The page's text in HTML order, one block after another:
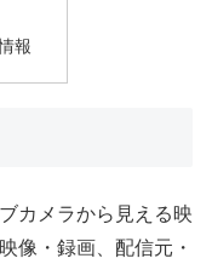
報
カメラから見える映
像・録画、配信元・